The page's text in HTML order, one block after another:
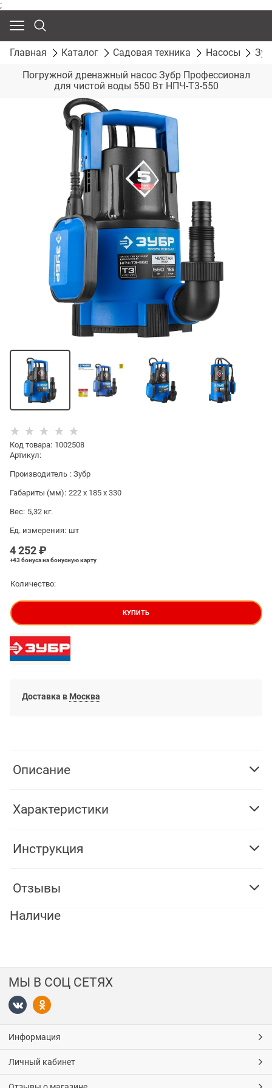
;
Главная Каталог Садовая техника Насосы
Погружной дренажный насос Зубр Профессионал
для чистой воды 550 Вт НПЧ-Т3-550
Код товара: 1002508
Артикул:
Производитель : Зубр
Габариты (мм): 222 x 185 x 330
Вес: 5,32 кг.
Ед. измерения: шт
4 252 ₽
+43 бонусана бонусную карту
Количество:
КУПИТЬ
Доставка в Москва
Описание
Характеристики
Инструкция
Отзывы
Наличие
МЫ В СОЦ СЕТЯХ
Информация
Личный кабинет